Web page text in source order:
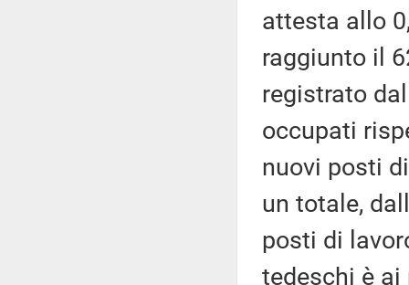
attesta allo
raggiunto il
registrato
occupati
nuovi posti
un totale,
posti di
tedeschi è